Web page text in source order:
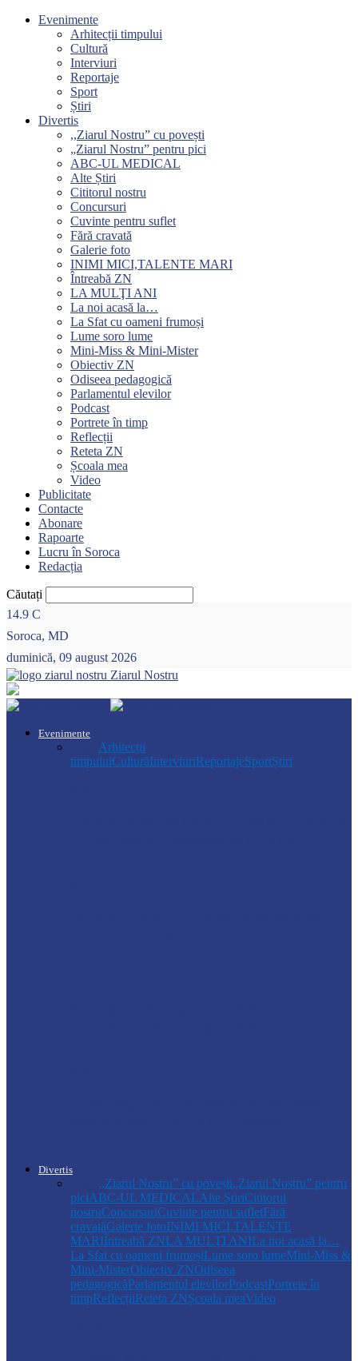
Evenimente
Arhitecții timpului
Cultură
Interviuri
Reportaje
Sport
Știri
Divertis
,,Ziarul Nostru” cu povești
„Ziarul Nostru” pentru pici
ABC-UL MEDICAL
Alte Știri
Cititorul nostru
Concursuri
Cuvinte pentru suflet
Fără cravată
Galerie foto
INIMI MICI,TALENTE MARI
Întreabă ZN
LA MULŢI ANI
La noi acasă la…
La Sfat cu oameni frumoși
Lume soro lume
Mini-Miss & Mini-Mister
Obiectiv ZN
Odiseea pedagogică
Parlamentul elevilor
Podcast
Portrete în timp
Reflecții
Reteta ZN
Școala mea
Video
Publicitate
Contacte
Abonare
Rapoarte
Lucru în Soroca
Redacția
Căutați
14.9 C
Soroca, MD
duminică, 09 august 2026
Ziarul Nostru
Evenimente
Arhitecții
timpuluiCulturăInterviuriReportajeSportȘtiri
Divertis
,,Ziarul Nostru” cu povești„Ziarul Nostru” pentru
piciABC-UL MEDICALAlte ȘtiriCititorul
nostruConcursuriCuvinte pentru sufletFără
cravatăGalerie fotoINIMI MICI,TALENTE
MARIÎntreabă ZNLA MULŢI ANILa noi acasă la…
La Sfat cu oameni frumoșiLume soro lumeMini-Miss &
Mini-MisterObiectiv ZNOdiseea
pedagogicăParlamentul elevilorPodcastPortrete în
timpReflecțiiReteta ZNȘcoala meaVideo